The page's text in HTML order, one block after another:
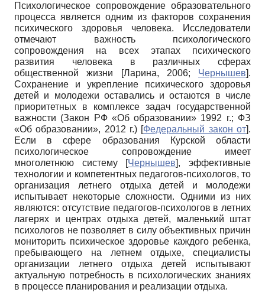
Психологическое сопровождение образовательного
процесса является одним из факторов сохранения
психического здоровья человека. Исследователи
отмечают важность психологического
сопровождения на всех этапах психического
развития человека в различных сферах
общественной жизни
[Ларина, 2006; Чернышев].
Сохранение и укрепление психического здоровья
детей и молодежи оставались и остаются в числе
приоритетных в комплексе задач государственной
важности (Закон РФ «Об образовании» 1992 г.; ФЗ
«Об образовании», 2012 г.) [Федеральный закон от].
Если в сфере образования Курской области
психологическое сопровождение имеет
многолетнюю систему [Чернышев], эффективные
технологии и компетентных педагогов-психологов, то
организация летнего отдыха детей и молодежи
испытывает некоторые сложности. Одними из них
являются: отсутствие педагогов-психологов в летних
лагерях и центрах отдыха детей, маленький штат
психологов не позволяет в силу объективных причин
мониторить психическое здоровье каждого ребенка,
пребывающего на летнем отдыхе, специалисты
организации летнего отдыха детей испытывают
актуальную потребность в психологических знаниях
в процессе планирования и реализации отдыха.